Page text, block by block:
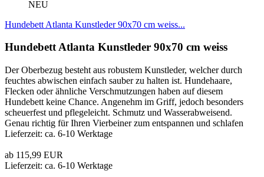
NEU
Hundebett Atlanta Kunstleder 90x70 cm weiss...
Hundebett Atlanta Kunstleder 90x70 cm weiss
Der Oberbezug besteht aus robustem Kunstleder, welcher durch
feuchtes abwischen einfach sauber zu halten ist. Hundehaare,
Flecken oder ähnliche Verschmutzungen haben auf diesem
Hundebett keine Chance. Angenehm im Griff, jedoch besonders
scheuerfest und pflegeleicht. Schmutz und Wasserabweisend.
Genau richtig für Ihren Vierbeiner zum entspannen und schlafen
Lieferzeit: ca. 6-10 Werktage
ab 115,99 EUR
Lieferzeit: ca. 6-10 Werktage